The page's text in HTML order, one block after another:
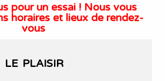
pour un essai ! Nous vous
horaires et lieux de rendez-
vous
LE PLAISIR